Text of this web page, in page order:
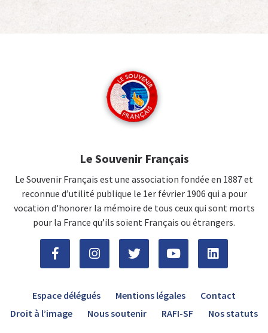
Le Souvenir Français
Le Souvenir Français est une association fondée en 1887 et
reconnue d’utilité publique le 1er février 1906 qui a pour
vocation d'honorer la mémoire de tous ceux qui sont morts
pour la France qu’ils soient Français ou étrangers.
Espace délégués Mentions légales
Contact
Droit à l’image
Nous soutenir RAFI-SF Nos statuts